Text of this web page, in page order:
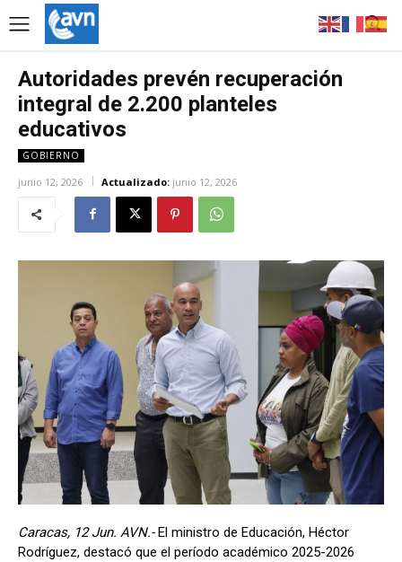
Autoridades prevén recuperación
integral de 2.200 planteles
educativos
GOBIERNO
junio 12, 2026 Actualizado: junio 12, 2026
Caracas, 12 Jun. AVN.-El ministro de Educación, Héctor
Rodríguez, destacó que el período académico 2025-2026